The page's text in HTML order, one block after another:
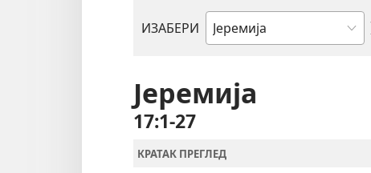
ИЗАБЕРИ
Библијска
Јеремија
17:1-27
КРАТАК ПРЕГЛЕД